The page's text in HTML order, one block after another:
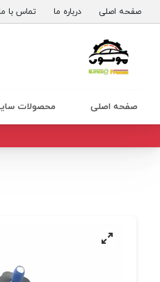
صفحه اصلی درباره ما تماس با ما
صفحه اصلی محصولات